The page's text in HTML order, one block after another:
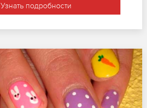
Узнать подробности